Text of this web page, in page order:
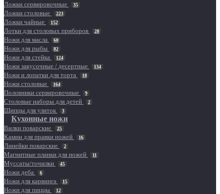
Ложки сервировочные 35
Ложки столовые 223
Ложки чайные 152
Лотки для столовых приборов 28
Ножи для масла 60
Ножи для рыбы 82
Ножи для стейка 124
Ножи закусочные / десертные 134
Ножи и лопатки для торта 18
Ножи столовые 164
Половники сервировочные 9
Столовые наборы для детей 2
Щипцы для улиток 3
Кухонные ножи
Вилки поварские 25
Камни для правки ножей 16
Линейки поварские 2
Магнитные планки для ножей 11
Муссаты/точилки 45
Ножи деба 6
Ножи для карвинга 15
Ножи для пиццы 12